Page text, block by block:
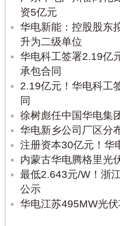
资5亿元
华电新能：控股股东
升为二级单位
华电科工签署2.19亿
承包合同
2.19亿元！华电科工
同
徐树彪任中国华电集
华电新乡公司厂区分
注册资本30亿元！华
内蒙古华电腾格里光
最低2.643元/W！浙
公示
华电江苏495MW光伏